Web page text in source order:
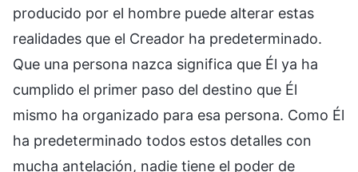
producido por el hombre puede alterar estas
realidades que el Creador ha predeterminado.
Que una persona nazca significa que Él ya ha
cumplido el primer paso del destino que Él
mismo ha organizado para esa persona. Como Él
ha predeterminado todos estos detalles con
mucha antelación, nadie tiene el poder de